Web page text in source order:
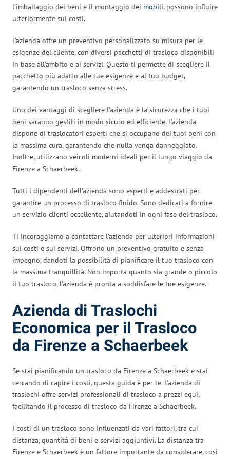
l’imballaggio dei beni e il montaggio dei mobili, possono influire
ulteriormente sui costi.
L’azienda offre un preventivo personalizzato su misura per le
esigenze del cliente, con diversi pacchetti di trasloco disponibili
in base all’ambito e ai servizi. Questo ti permette di scegliere il
pacchetto più adatto alle tue esigenze e al tuo budget,
garantendo un trasloco senza stress.
Uno dei vantaggi di scegliere l’azienda è la sicurezza che i tuoi
beni saranno gestiti in modo sicuro ed efficiente. L’azienda
dispone di traslocatori esperti che si occupano dei tuoi beni con
la massima cura, garantendo che nulla venga danneggiato.
Inoltre, utilizzano veicoli moderni ideali per il lungo viaggio da
Firenze a Schaerbeek.
Tutti i dipendenti dell’azienda sono esperti e addestrati per
garantire un processo di trasloco fluido. Sono dedicati a fornire
un servizio clienti eccellente, aiutandoti in ogni fase del trasloco.
Ti incoraggiamo a contattare l’azienda per ulteriori informazioni
sui costi e sui servizi. Offrono un preventivo gratuito e senza
impegno, dandoti la possibilità di pianificare il tuo trasloco con
la massima tranquillità. Non importa quanto sia grande o piccolo
il tuo trasloco, l’azienda è pronta a soddisfare le tue esigenze.
Azienda di Traslochi
Economica per il Trasloco
da Firenze a Schaerbeek
Se stai pianificando un trasloco da Firenze a Schaerbeek e stai
cercando di capire i costi, questa guida è per te. L’azienda di
traslochi offre servizi professionali di trasloco a prezzi equi,
facilitando il processo di trasloco da Firenze a Schaerbeek.
I costi di un trasloco sono influenzati da vari fattori, tra cui
distanza, quantità di beni e servizi aggiuntivi. La distanza tra
Firenze e Schaerbeek è un fattore importante da considerare, così